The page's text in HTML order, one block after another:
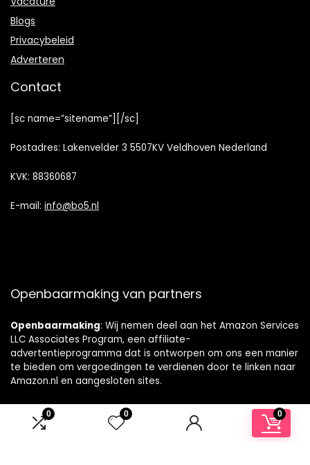
0 0 0
Blogs
Privacybeleid
Adverteren
Contact
[sc name=”sitename”][/sc]
Postadres: Lakenvelder 3 5507KV Veldhoven Nederland
KVK: 88360687
E-mail: info@bo5.nl
Openbaarmaking van partners
Openbaarmaking: Wij nemen deel aan het Amazon Services
LLC Associates Program, een affiliate-
advertentieprogramma dat is ontworpen om ons een manier
te bieden om vergoedingen te verdienen door te linken naar
Amazon.nl en aangesloten sites.